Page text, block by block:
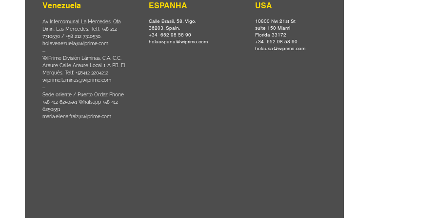
Venezuela
Av Intercomunal La Mercedes. Qta
Dinin. Las Mercedes. Telf: +58 212
7310530 / +58 212 7310530.
holavenezuela@wiprime.com
⏤
WiPrime División Láminas, C.A. C.C.
Araure Calle Araure Local 1-A PB. El
Marqués. Telf: +58412 3204212
wiprime.laminas@wiprime.com
⏤
Sede oriente / Puerto Ordaz Phone
+58 412 6250551 Whatsapp +58 412
6250551
maria.elena.fraiz@wiprime.com
ESPANHA
Calle Brasil, 58. Vigo.
36203. Spain.
+34 652 98 58 90
holaespana@wiprime.com
USA
10800 Nw 21st St
suite 150 Miami
Florida 33172
+34 652 98 58 90
holausa@wiprime.com